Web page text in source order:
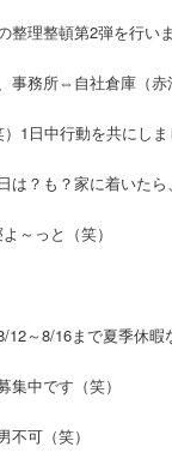
整理整頓第2弾を行いま
事務所⇔自社倉庫（赤
1日中行動を共にしま
は？も？家に着いたら
～っと（笑）
～8/16まで夏季休暇
集中です（笑）
不可（笑）